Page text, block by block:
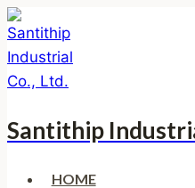
Skip
to
content
Santithip
HOME